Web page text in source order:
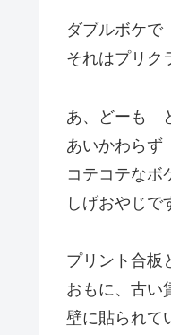
ダブルボケで
それはプリク
あ、どーも
あいかわらず
コテコテなボ
しげおやじで
プリント合板
おもに、古い
壁に貼られて